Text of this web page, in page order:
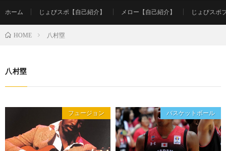
ホーム じょびスポ【自己紹介】 メロー【自己紹介】 じょびスポ
HOME 八村塁
八村塁
フュージョン バスケットボール